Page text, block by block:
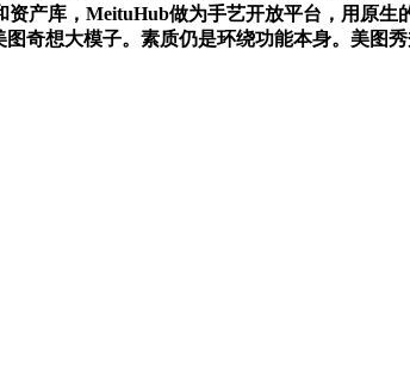
产库，MeituHub做为手艺开放平台，用原
奇想大模子。素质仍是环绕功能本身。美